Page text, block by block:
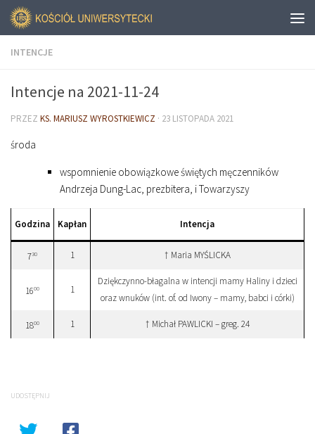
INTENCJE
Intencje na 2021-11-24
PRZEZ KS. MARIUSZ WYROSTKIEWICZ · 23 LISTOPADA 2021
środa
wspomnienie obowiązkowe świętych męczenników
Andrzeja Dung-Lac, prezbitera, i Towarzyszy
Godzina Kapłan Intencja
730 1 † Maria MYŚLICKA
1600 1
Dziękczynno-błagalna w intencji mamy Haliny i dzieci
oraz wnuków (int. of. od Iwony – mamy, babci i córki)
1800 1 † Michał PAWLICKI – greg. 24
UDOSTĘPNIJ